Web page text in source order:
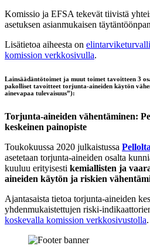
Komissio ja EFSA tekevät tiivistä
asetuksen asianmukaisen
Lisätietoa aiheesta on
komission verkkosivulla.
Lainsäädäntötoimet ja muut toimet tavoitteen 3
pakolliset tavoitteet torjunta-aineiden käytön
ainevapaa tulevaisuus”):
Torjunta-aineiden vähentäminen:
keskeinen painopiste
Toukokuussa 2020 julkaistussa
asetetaan torjunta-aineiden osalta
kuuluu erityisesti kemiallisten ja
aineiden käytön ja riskien
Ajantasaista tietoa torjunta-aineiden
yhdenmukaistettujen riski-
koskevalla komission verkkosivustolla.